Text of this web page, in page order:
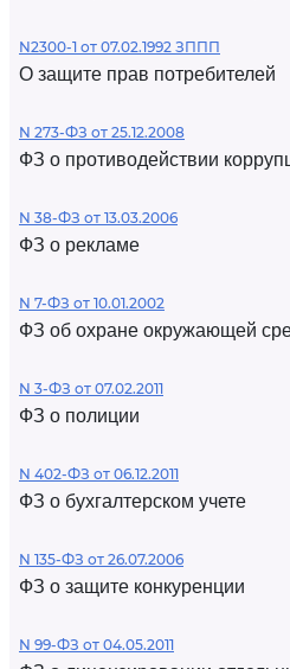
N2300-1 от 07.02.1992 ЗППП
О защите прав потребителей
N 273-ФЗ от 25.12.2008
ФЗ о противодействии
N 38-ФЗ от 13.03.2006
ФЗ о рекламе
N 7-ФЗ от 10.01.2002
ФЗ об охране окружающей
N 3-ФЗ от 07.02.2011
ФЗ о полиции
N 402-ФЗ от 06.12.2011
ФЗ о бухгалтерском учете
N 135-ФЗ от 26.07.2006
ФЗ о защите конкуренции
N 99-ФЗ от 04.05.2011